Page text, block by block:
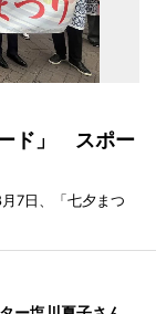
ド」 スポー
7日、「七夕まつ